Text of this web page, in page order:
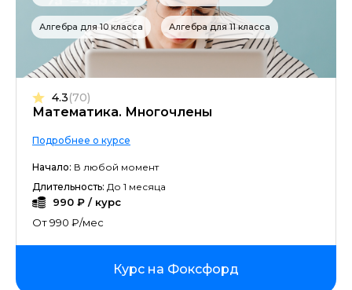
Алгебра для 10 класса Алгебра для 11 класса
Математика. Многочлены
4.3(70)
Подробнее о курсе
Начало: В любой момент
Длительность: До 1 месяца
990 ₽ / курс
От 990 ₽/мес
Курс на Фоксфорд